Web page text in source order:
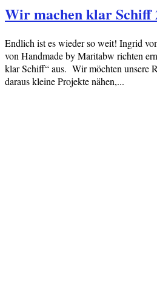
Wir machen klar Schiff
Endlich ist es wieder so weit! Ingrid
von Handmade by Maritabw richten
klar Schiff“ aus. Wir möchten unsere
daraus kleine Projekte nähen,...